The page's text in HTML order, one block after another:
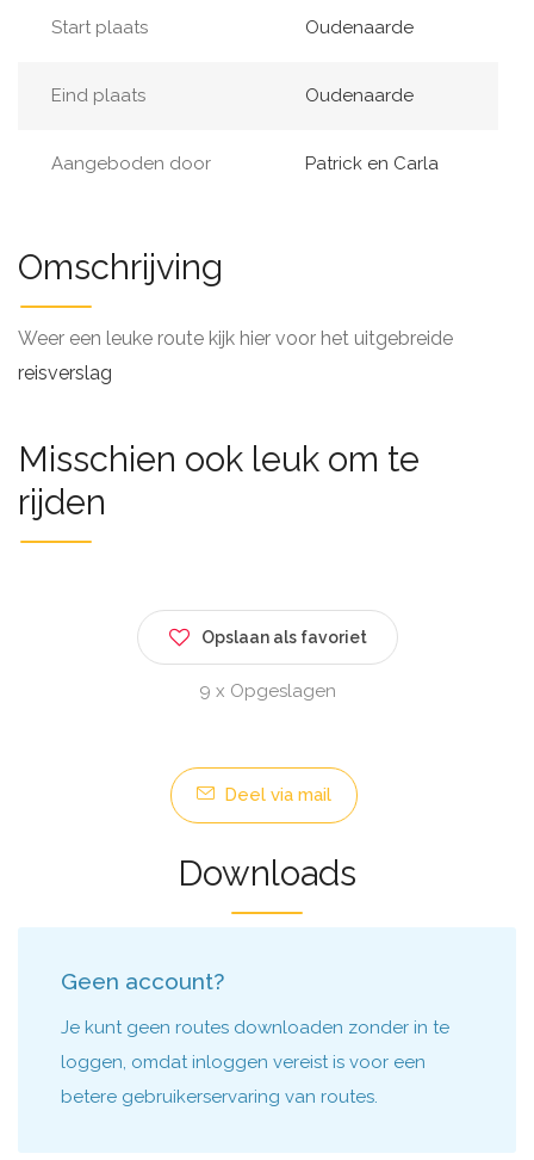
Start plaats Oudenaarde
Eind plaats Oudenaarde
Aangeboden door Patrick en Carla
Omschrijving
Weer een leuke route kijk hier voor het uitgebreide
reisverslag
Misschien ook leuk om te
rijden
Opslaan als favoriet
9 x Opgeslagen
Deel via mail
Downloads
Geen account?
Je kunt geen routes downloaden zonder in te
loggen, omdat inloggen vereist is voor een
betere gebruikerservaring van routes.